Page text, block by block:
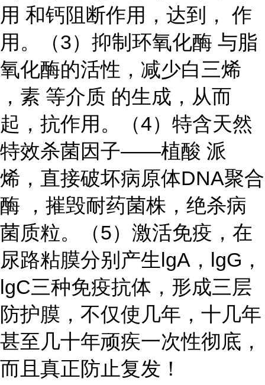
用 和钙阻断作用，达到， 作
用。（3）抑制环氧化酶 与脂
氧化酶的活性，减少白三烯
，素 等介质 的生成，从而
起，抗作用。（4）特含天然
特效杀菌因子——植酸 派
烯，直接破坏病原体DNA聚合
酶 ，摧毁耐药菌株，绝杀病
菌质粒。（5）激活免疫，在
尿路粘膜分别产生lgA，lgG，
lgC三种免疫抗体，形成三层
防护膜，不仅使几年，十几年
甚至几十年顽疾一次性彻底，
而且真正防止复发！